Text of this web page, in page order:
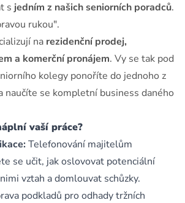
s jedním z našich seniorních poradců.
rukou".
na rezidenční prodej,
a komerční pronájem. Vy se tak pod
kolegy ponoříte do jednoho z
naučíte se kompletní business daného
vaší práce?
Telefonování majitelům
se učit, jak oslovovat potenciální
vztah a domlouvat schůzky.
podkladů pro odhady tržních